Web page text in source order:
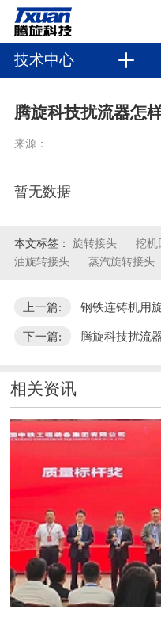
技术中心
腾旋科技扰流器怎
来源：
暂无数据
本文标签： 旋转接头 挖机
油旋转接头
蒸汽旋转接头
上一篇: 钢铁连铸机用
下一篇: 腾旋科技扰流
相关资讯